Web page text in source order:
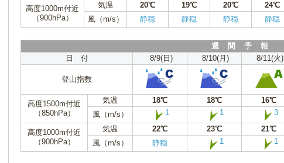
高度1000m付近
（900hPa）
気温 20℃ 19℃ 20℃ 24℃
風（m/s）
静穏 静穏 静穏 静穏
週 間 予 報
日 付
8/9(日) 8/10(月) 8/11(火)
登山指数
高度1500m付近
（850hPa）
気温 18℃ 18℃ 16℃
風（m/s）
1 1 3
高度1000m付近
（900hPa）
気温 22℃ 23℃ 21℃
風（m/s）
静穏 1 1